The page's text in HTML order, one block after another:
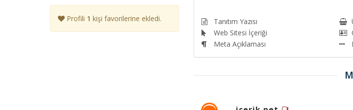
Profili 1 kişi favorilerine ekledi. Tanıtım Yazısı
Web Sitesi İçeriği
Meta Açıklaması